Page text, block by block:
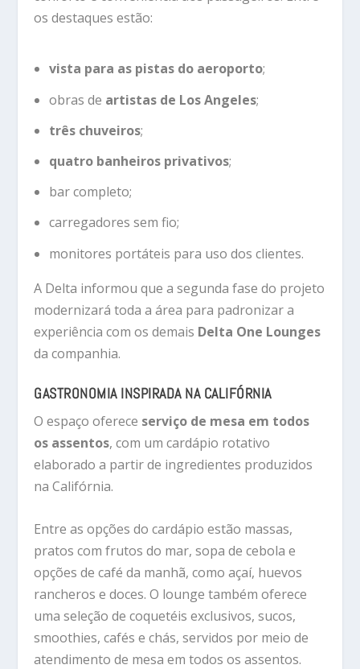
os destaques estão:
vista para as pistas do aeroporto;
obras de artistas de Los Angeles;
três chuveiros;
quatro banheiros privativos;
bar completo;
carregadores sem fio;
monitores portáteis para uso dos clientes.
A Delta informou que a segunda fase do projeto
modernizará toda a área para padronizar a
experiência com os demais Delta One Lounges
da companhia.
GASTRONOMIA INSPIRADA NA CALIFÓRNIA
O espaço oferece serviço de mesa em todos
os assentos, com um cardápio rotativo
elaborado a partir de ingredientes produzidos
na Califórnia.
Entre as opções do cardápio estão massas,
pratos com frutos do mar, sopa de cebola e
opções de café da manhã, como açaí, huevos
rancheros e doces. O lounge também oferece
uma seleção de coquetéis exclusivos, sucos,
smoothies, cafés e chás, servidos por meio de
atendimento de mesa em todos os assentos.